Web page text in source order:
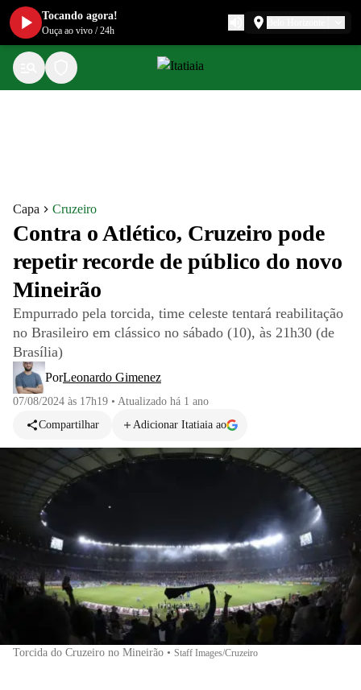
Capa Cruzeiro
Contra o Atlético, Cruzeiro pode
repetir recorde de público do novo
Mineirão
Empurrado pela torcida, time celeste tentará reabilitação
no Brasileiro em clássico no sábado (10), às 21h30 (de
Brasília)
PorLeonardo Gimenez
07/08/2024 às 17h19 • Atualizado há 1 ano
Compartilhar
Adicionar Itatiaia ao
Torcida do Cruzeiro no Mineirão • Staff Images/Cruzeiro
Tocando agora!
Ouça ao vivo /24h